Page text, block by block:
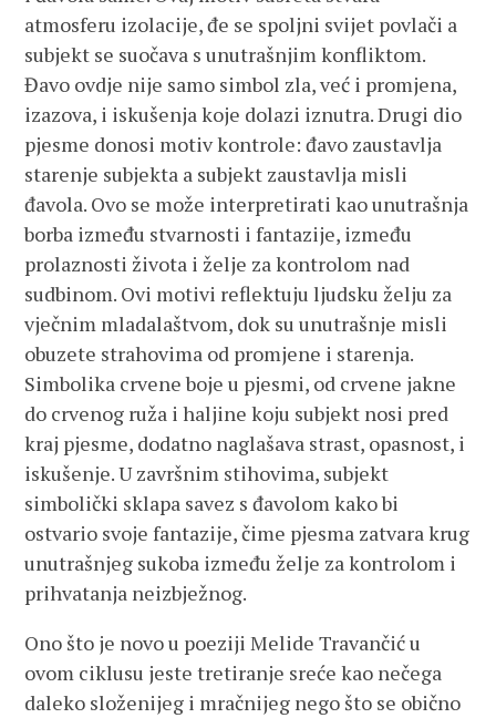
atmosferu izolacije, đe se spoljni svijet povlači a
subjekt se suočava s unutrašnjim konfliktom.
Đavo ovdje nije samo simbol zla, već i promjena,
izazova, i iskušenja koje dolazi iznutra. Drugi dio
pjesme donosi motiv kontrole: đavo zaustavlja
starenje subjekta a subjekt zaustavlja misli
đavola. Ovo se može interpretirati kao unutrašnja
borba između stvarnosti i fantazije, između
prolaznosti života i želje za kontrolom nad
sudbinom. Ovi motivi reflektuju ljudsku želju za
vječnim mladalaštvom, dok su unutrašnje misli
obuzete strahovima od promjene i starenja.
Simbolika crvene boje u pjesmi, od crvene jakne
do crvenog ruža i haljine koju subjekt nosi pred
kraj pjesme, dodatno naglašava strast, opasnost, i
iskušenje. U završnim stihovima, subjekt
simbolički sklapa savez s đavolom kako bi
ostvario svoje fantazije, čime pjesma zatvara krug
unutrašnjeg sukoba između želje za kontrolom i
prihvatanja neizbježnog.
Ono što je novo u poeziji Melide Travančić u
ovom ciklusu jeste tretiranje sreće kao nečega
daleko složenijeg i mračnijeg nego što se obično